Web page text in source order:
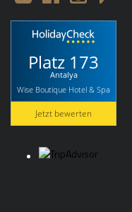
Platz 173
Antalya
Wise Boutique Hotel & Spa
Jetzt bewerten